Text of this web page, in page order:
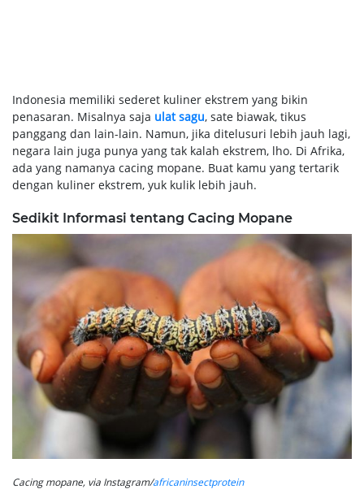
Indonesia memiliki sederet kuliner ekstrem yang bikin
penasaran. Misalnya saja ulat sagu, sate biawak, tikus
panggang dan lain-lain. Namun, jika ditelusuri lebih jauh lagi,
negara lain juga punya yang tak kalah ekstrem, lho. Di Afrika,
ada yang namanya cacing mopane. Buat kamu yang tertarik
dengan kuliner ekstrem, yuk kulik lebih jauh.
Sedikit Informasi tentang Cacing Mopane
Cacing mopane, via Instagram/africaninsectprotein